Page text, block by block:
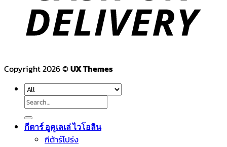
Copyright 2026 ©UX Themes
Search
for:
กีตาร์ อูคูเลเล่ ไวโอลิน
กีต้าร์โปร่ง